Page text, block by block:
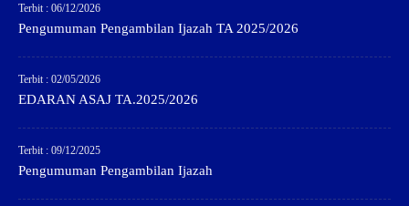
Terbit : 06/12/2026
Pengumuman Pengambilan Ijazah TA 2025/2026
Terbit : 02/05/2026
EDARAN ASAJ TA.2025/2026
Terbit : 09/12/2025
Pengumuman Pengambilan Ijazah